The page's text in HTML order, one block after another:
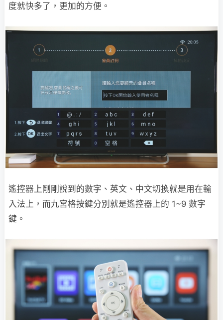
度就快多了，更加的方便。
遙控器上剛剛說到的數字、英文、中文切換就是用在輸
入法上，而九宮格按鍵分別就是遙控器上的 1~9 數字
鍵。